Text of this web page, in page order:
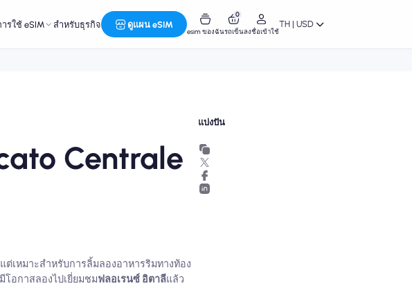
ารใช้ eSIM สำหรับธุรกิจ ดูแผน eSIM
esim ของฉัน
0
รถเข็นลงชื่อเข้าใช้
TH | USD
Centrale
เหมาะสำหรับการลิ้มลองอาหารริมทางท้อง
อกาสลองไปเยี่ยมชมฟลอเรนซ์ อิตาลีแล้ว
แบ่งปัน